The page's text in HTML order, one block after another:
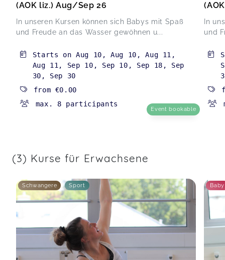
(AOK liz.) Aug/Sep 26
In unseren Kursen können sich Babys mit Spaß
und Freude an das Wasser gewöhnen u...
Starts onAug 10 ,Aug 10 ,Aug 11 ,
Aug 11, Sep 10 , Sep 10 , Sep 18 , Sep
30 , Sep 30
from €0.00
max. 8 participants
Event bookable
In
und
(3) Kurse für Erwachsene
Schwangere Sport Baby